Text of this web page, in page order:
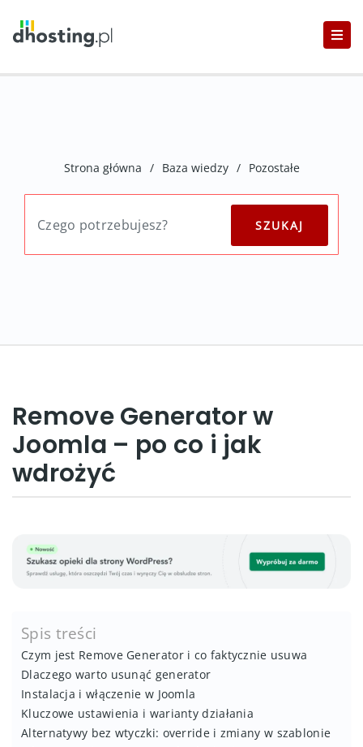
Strona główna / Baza wiedzy / Pozostałe
Remove Generator w
Joomla – po co i jak
wdrożyć
Spis treści
Czym jest Remove Generator i co faktycznie usuwa
Dlaczego warto usunąć generator
Instalacja i włączenie w Joomla
Kluczowe ustawienia i warianty działania
Alternatywy bez wtyczki: override i zmiany w szablonie